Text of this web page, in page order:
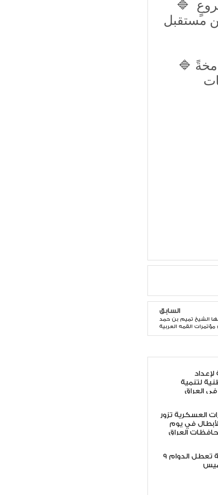
🔷 إنّ قمتَنا الـ34 ليست مجردَ لقاء، بل بدايةٌ لمشروعٍ
مستقبل
🔷 بغداد تعتزُّ بوجودِكم على أرضِها، وهي تقفُ شامخةً
السابق
الشيخ تميم بن حمد
القمه العربية
لتنمية
العراق
العسكرية تزور
في يوم
العراق
9 محافظات عراقية تعطل الدوام